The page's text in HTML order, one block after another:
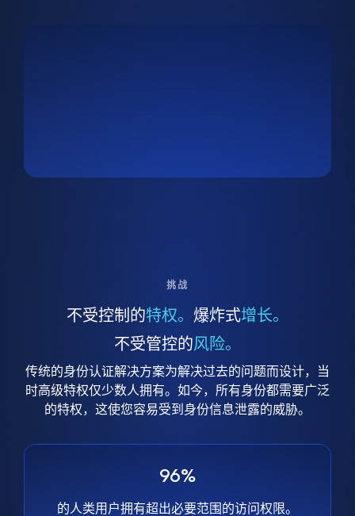
挑战
不受控制的特权。 爆炸式增长。
不受管控的风险。
传统的身份认证解决方案为解决过去的问题而设计，当
时高级特权仅少数人拥有。如今，所有身份都需要广泛
的特权，这使您容易受到身份信息泄露的威胁。
96%
的人类用户拥有超出必要范围的访问权限。